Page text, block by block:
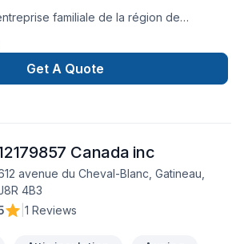
familiale de la région de
le secteur résidentiel que
projet signé Nomistak est un gage de
Contactez nous au 873-455-
Get A Quote
Canada inc
avenue du Cheval-Blanc, Gatineau,
4B3
1 Reviews